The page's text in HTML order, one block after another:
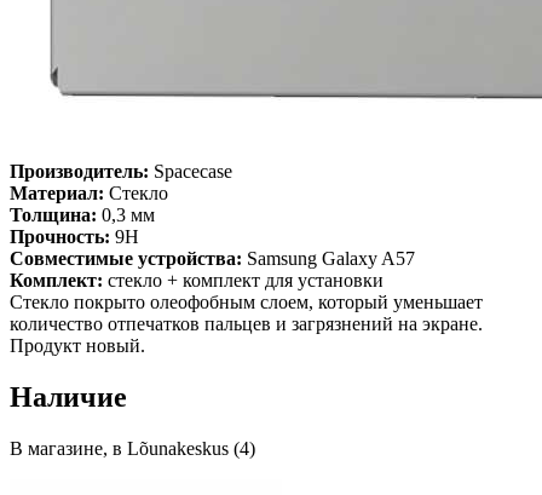
Производитель: Spacecase
Материал: Стекло
Толщина: 0,3 мм
Прочность: 9H
Совместимые устройства: Samsung Galaxy A57
Комплект: стекло + комплект для установки
Стекло покрыто олеофобным слоем, который уменьшает
количество отпечатков пальцев и загрязнений на экране.
Продукт новый.
Наличие
В магазине, в Lõunakeskus (4)